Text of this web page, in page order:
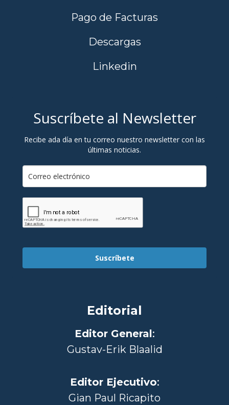
Pago de Facturas
Descargas
Linkedin
Suscríbete al Newsletter
Recibe ada día en tu correo nuestro newsletter con las
últimas noticias.
Suscríbete
Editorial
Editor General:
Gustav-Erik Blaalid
Editor Ejecutivo:
Gian Paul Ricapito